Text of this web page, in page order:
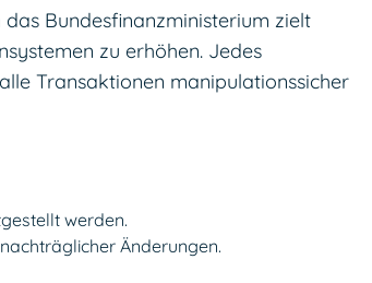
Bundesfinanzministerium zielt
zu erhöhen. Jedes
Transaktionen manipulationssicher
werden.
Änderungen.